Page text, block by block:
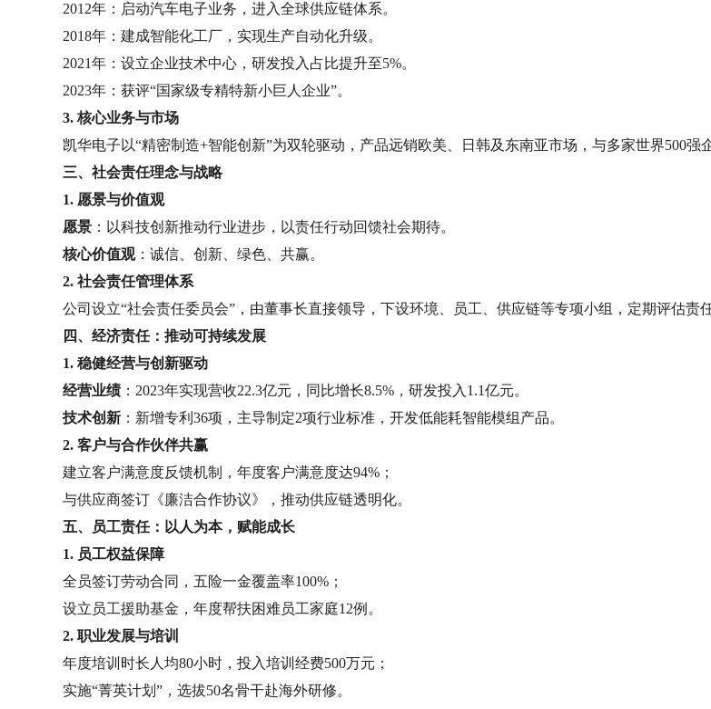
2012年：启动汽车电子业务，进入全球供应链体系。
2018年：建成智能化工厂，实现生产自动化升级。
2021年：设立企业技术中心，研发投入占比提升至5%。
2023年：获评“国家级专精特新小巨人企业”。
3. 核心业务与市场
凯华电子以“精密制造+智能创新”为双轮驱动，产品远销欧美、日韩及东南亚市场，与多家世界500强
三、社会责任理念与战略
1. 愿景与价值观
愿景 ：以科技创新推动行业进步，以责任行动回馈社会期待。
核心价值观：诚信、创新、绿色、共赢。
2. 社会责任管理体系
公司设立“社会责任委员会”，由董事长直接领导，下设环境、员工、供应链等专项小组，定期评估责
四、经济责任：推动可持续发展
1. 稳健经营与创新驱动
经营业绩：2023年实现营收22.3亿元，同比增长8.5%，研发投入1.1亿元。
技术创新 ：新增专利36项，主导制定2项行业标准，开发低能耗智能模组产品。
2. 客户与合作伙伴共赢
建立客户满意度反馈机制，年度客户满意度达94%；
与供应商签订《廉洁合作协议》，推动供应链透明化。
五、员工责任：以人为本，赋能成长
1. 员工权益保障
全员签订劳动合同，五险一金覆盖率100%；
设立员工援助基金，年度帮扶困难员工家庭12例。
2. 职业发展与培训
年度培训时长人均80小时，投入培训经费500万元；
实施“菁英计划”，选拔50名骨干赴海外研修。